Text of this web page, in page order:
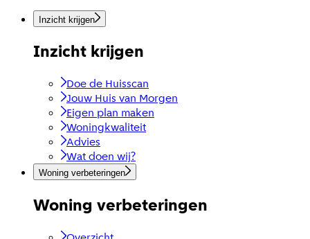
Inzicht krijgen
Inzicht krijgen
Doe de Huisscan
Jouw Huis van Morgen
Eigen plan maken
Woningkwaliteit
Advies
Wat doen wij?
Woning verbeteringen
Woning verbeteringen